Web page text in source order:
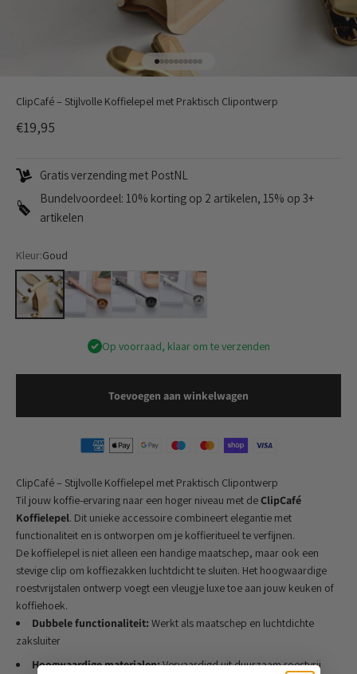
Naar artikel 1
Naar artikel 2
Naar artikel 3
Naar artikel 4
Naar artikel 5
Naar artikel 6
Naar artikel 7
Naar artikel 8
Naar artikel 9
ClipCafé – Stijlvolle Koffielepel met Praktisch Clipontwerp
Aanbiedingsprijs
€19,95
Gratis verzending met PostNL
Bundelvoordeel: 10% korting op 2 artikelen, 15% op 3+
artikelen
Kleur:Goud
Goud
Rosé GoudZwart Zilver
Op voorraad, klaar om te verzenden
Toevoegen aan winkelwagen
ClipCafé – Stijlvolle Koffielepel met Praktisch Clipontwerp
Til jouw koffie-ervaring naar een hoger niveau met deClipCafé
Koffielepel. Dit unieke accessoire combineert elegantie met
functionaliteit en is ontworpen om je koffieritueel te verfijnen.
De koffielepel is niet alleen een handige maatschep, maar ook een
stevige clip om koffiezakken luchtdicht te sluiten. Het hoogwaardige
roestvrijstalen ontwerp voegt een vleugje luxe toe aan jouw keuken of
koffiehoek.
Dubbele functionaliteit: Werkt als maatschep en luchtdichte
zaksluiter
Hoogwaardige materialen:Vervaardigd uit duurzaam roestvrij